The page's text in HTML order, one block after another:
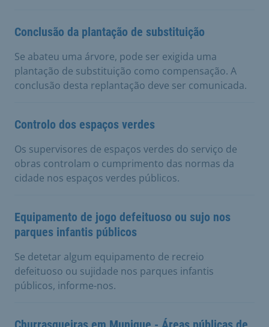
Conclusão da plantação de substituição
Se abateu uma árvore, pode ser exigida uma
plantação de substituição como compensação. A
conclusão desta replantação deve ser comunicada.
Controlo dos espaços verdes
Os supervisores de espaços verdes do serviço de
obras controlam o cumprimento das normas da
cidade nos espaços verdes públicos.
Equipamento de jogo defeituoso ou sujo nos
parques infantis públicos
Se detetar algum equipamento de recreio
defeituoso ou sujidade nos parques infantis
públicos, informe-nos.